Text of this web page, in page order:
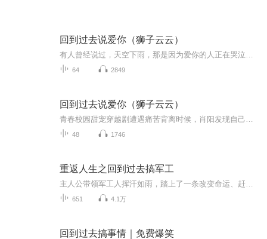
回到过去说爱你（狮子云云）
64 2849
回到过去说爱你（狮子云云）
48 1746
重返人生之回到过去搞军工
651 4.1万
回到过去搞事情｜免费爆笑